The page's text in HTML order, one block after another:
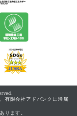
有限会社アドバンクに帰属
ります。